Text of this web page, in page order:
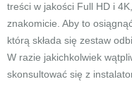
treści w jakości Full HD i
znakomicie. Aby to
którą składa się zestaw
W razie jakichkolwiek
skonsultować się z